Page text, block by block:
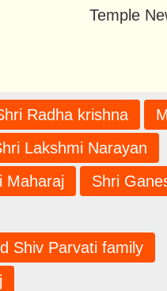
Temple
Radha krishna
Lakshmi Narayan
Maharaj
Shri
Shiv Parvati family